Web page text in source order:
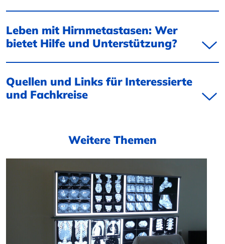
Leben mit Hirnmetastasen: Wer
bietet Hilfe und Unterstützung?
Quellen und Links für Interessierte
und Fachkreise
Weitere Themen